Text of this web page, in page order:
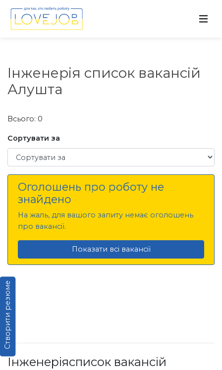
Створити резюме
Інженерія список вакансій
Алушта
Всього: 0
Сортувати за
Сортувати за
Оголошень про роботу не
знайдено
На жаль, для вашого запиту немає оголошень
про вакансії.
Показати всі вакансії
Інженеріясписок вакансій